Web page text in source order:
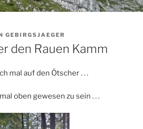
GEBIRGSJAEGER
den Rauen Kamm
mal auf den Ötscher . . .
oben gewesen zu sein . . .